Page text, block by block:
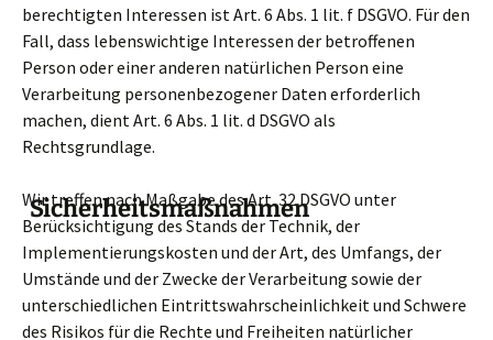
berechtigten Interessen ist Art. 6 Abs. 1 lit. f DSGVO. Für den
Fall, dass lebenswichtige Interessen der betroffenen
Person oder einer anderen natürlichen Person eine
Verarbeitung personenbezogener Daten erforderlich
machen, dient Art. 6 Abs. 1 lit. d DSGVO als
Rechtsgrundlage.
Sicherheitsmaßnahmen
Wir treffen nach Maßgabe des Art. 32 DSGVO unter
Berücksichtigung des Stands der Technik, der
Implementierungskosten und der Art, des Umfangs, der
Umstände und der Zwecke der Verarbeitung sowie der
unterschiedlichen Eintrittswahrscheinlichkeit und Schwere
des Risikos für die Rechte und Freiheiten natürlicher